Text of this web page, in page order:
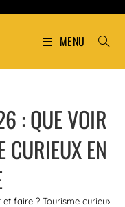
MENU
: QUE VOIR
CURIEUX EN
faire ? Tourisme curieux